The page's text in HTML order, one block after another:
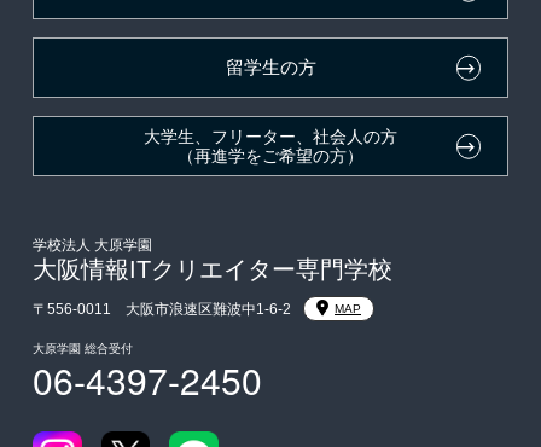
吹奏楽部による特待生制度
デザインコンクール＆マンガコンクール特待生制度
東京経営大学への3年次編入学
大学・短大・公務員併願制度
親族紹介制度
留学生の方
大学生、フリーター、社会人の方
（再進学をご希望の方）
学校法人 大原学園
大阪情報ITクリエイター専門学校
〒556-0011 大阪市浪速区難波中1-6-2 MAP
大原学園 総合受付
06-4397-2450